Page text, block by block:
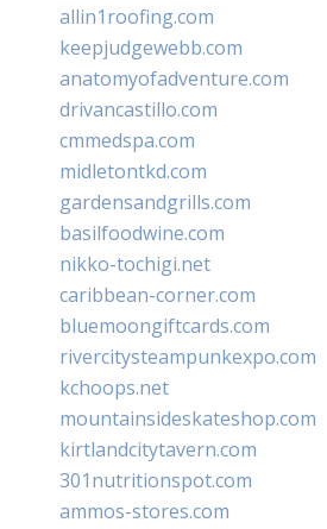
allin1roofing.com
keepjudgewebb.com
anatomyofadventure.com
drivancastillo.com
cmmedspa.com
midletontkd.com
gardensandgrills.com
basilfoodwine.com
nikko-tochigi.net
caribbean-corner.com
bluemoongiftcards.com
rivercitysteampunkexpo.com
kchoops.net
mountainsideskateshop.com
kirtlandcitytavern.com
301nutritionspot.com
ammos-stores.com